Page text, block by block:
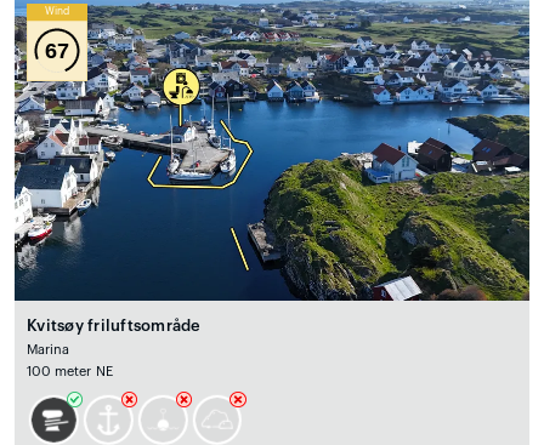
Wind
67
Kvitsøy friluftsområde
Marina
100 meter NE